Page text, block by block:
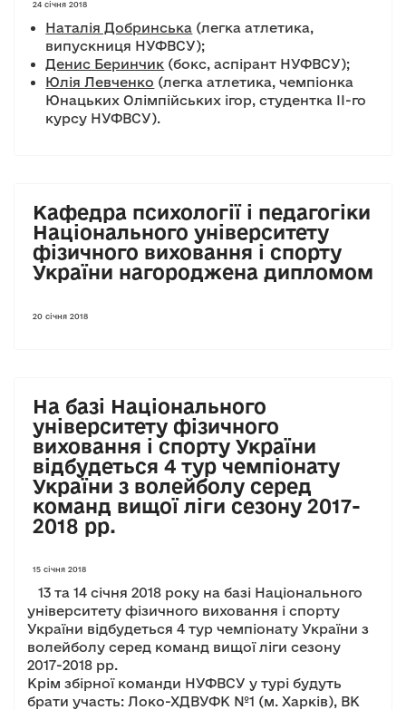
24 січня 2018
Наталія Добринська (легка атлетика,
випускниця НУФВСУ);
Денис Беринчик (бокс, аспірант НУФВСУ);
Юлія Левченко (легка атлетика, чемпіонка
Юнацьких Олімпійських ігор, студентка ІІ-го
курсу НУФВСУ).
Кафедра психології і педагогіки
Національного університету
фізичного виховання і спорту
України нагороджена дипломом
20 січня 2018
На базі Національного
університету фізичного
виховання і спорту України
відбудеться 4 тур чемпіонату
України з волейболу серед
команд вищої ліги сезону 2017-
2018 рр.
15 січня 2018
13 та 14 січня 2018 року на базі Національного
університету фізичного виховання і спорту
України відбудеться 4 тур чемпіонату України з
волейболу серед команд вищої ліги сезону
2017-2018 рр.
Крім збірної команди НУФВСУ у турі будуть
брати участь: Локо-ХДВУФК №1 (м. Харків), ВК